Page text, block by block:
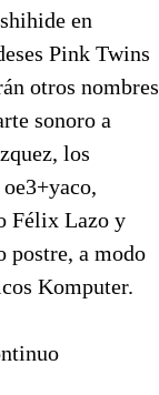
en
Pink Twins
otros nombres
sonoro a
los
Félix Lazo y
postre, a modo
Komputer.